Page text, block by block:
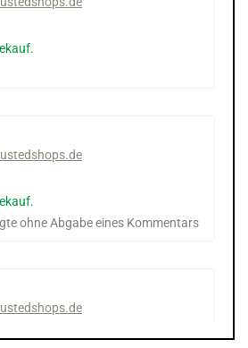
ohne Abgabe eines Kommentars